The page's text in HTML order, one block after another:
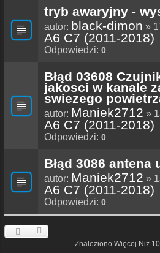
tryb awaryjny -
autor: black-dimon »
A6 C7 (2011-2018)
Odpowiedzi: 0
Błąd 03608
jakosci w kanale
swiezego
autor: Maniek2712 »
A6 C7 (2011-2018)
Odpowiedzi: 0
Błąd 3086
autor: Maniek2712 »
A6 C7 (2011-2018)
Odpowiedzi: 0
Znaleziono Więcej Niż